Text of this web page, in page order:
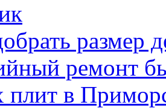
размер
ремонт
плит в